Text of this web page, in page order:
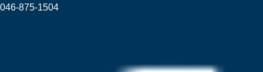
046-875-1504